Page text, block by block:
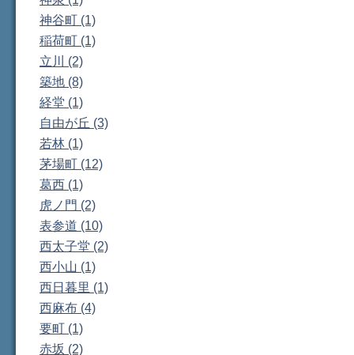
神谷町 (1)
稲荷町 (1)
立川 (2)
築地 (8)
経堂 (1)
自由が丘 (3)
若林 (1)
茅場町 (12)
葛西 (1)
虎ノ門 (2)
表参道 (10)
西太子堂 (2)
西小山 (1)
西日暮里 (1)
西麻布 (4)
要町 (1)
赤坂 (2)